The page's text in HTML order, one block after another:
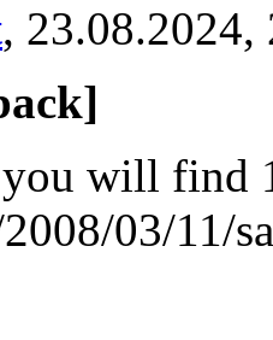
, 23.08.2024,
will find
03/11/